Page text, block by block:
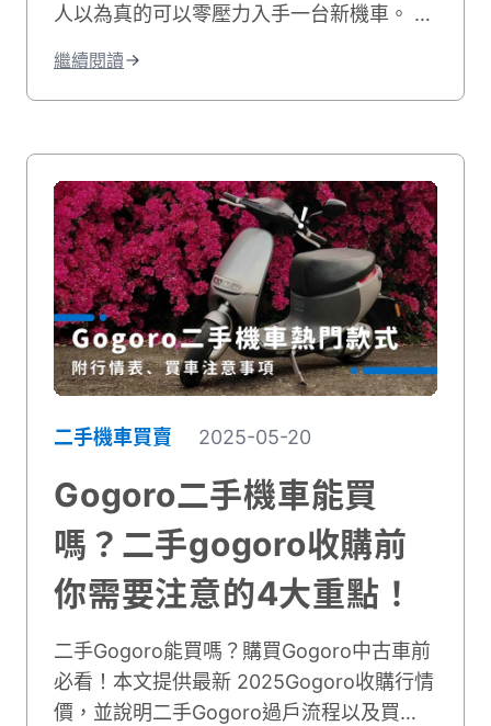
人以為真的可以零壓力入手一台新機車。 但
嗎？市面上許多號稱機車分期 0 利率的方
案，實際上可能藏有 __利息轉嫁、手續費變
品牌零利率方案比較，到常見的機車分期零
利率陷阱、申辦條件與 PTT 網友熱議問題
全面整理，__幫助你真正了解機車分期 0 利
率到底划不划算，誰又適合申請這類方案
__。
繼續閱讀
二手機車買賣 2025-05-20
Gogoro二手機車能買
嗎？二手gogoro收購前
你需要注意的4大重點！
二手Gogoro能買嗎？購買Gogoro中古車前
必看！本文提供最新 2025Gogoro收購行情
價，並說明二手Gogoro過戶流程以及買